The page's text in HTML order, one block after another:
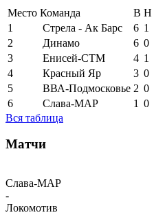
Место Команда В Н
1
Стрела - Ак Барс 6 1
2
Динамо 6 0
3
Енисей-СТМ 4 1
4
Красный Яр 3 0
5
ВВА-Подмосковье 2 0
6
Слава-МАР 1 0
Вся таблица
Матчи
Слава-МАР
-
Локомотив